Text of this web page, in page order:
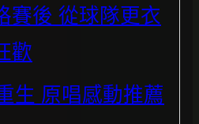
賽後 從球隊更衣
歡
生 原唱感動推薦